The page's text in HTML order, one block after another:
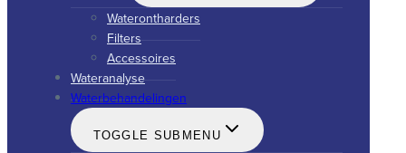
Waterontharders
Filters
Accessoires
Wateranalyse
Waterbehandelingen
TOGGLE SUBMENU